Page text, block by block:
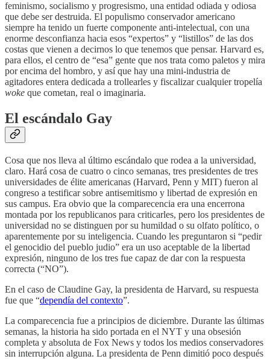
feminismo, socialismo y progresismo, una entidad odiada y odiosa
que debe ser destruida. El populismo conservador americano
siempre ha tenido un fuerte componente anti-intelectual, con una
enorme desconfianza hacia esos “expertos” y “listillos” de las dos
costas que vienen a decirnos lo que tenemos que pensar. Harvard es,
para ellos, el centro de “esa” gente que nos trata como paletos y mira
por encima del hombro, y así que hay una mini-industria de
agitadores entera dedicada a trollearles y fiscalizar cualquier tropelía
woke que cometan, real o imaginaria.
El escándalo Gay
Cosa que nos lleva al último escándalo que rodea a la universidad,
claro. Hará cosa de cuatro o cinco semanas, tres presidentes de tres
universidades de élite americanas (Harvard, Penn y MIT) fueron al
congreso a testificar sobre antisemitismo y libertad de expresión en
sus campus. Era obvio que la comparecencia era una encerrona
montada por los republicanos para criticarles, pero los presidentes de
universidad no se distinguen por su humildad o su olfato político, o
aparentemente por su inteligencia. Cuando les preguntaron si “pedir
el genocidio del pueblo judio” era un uso aceptable de la libertad
expresión, ninguno de los tres fue capaz de dar con la respuesta
correcta (“NO”).
En el caso de Claudine Gay, la presidenta de Harvard, su respuesta
fue que “dependía del contexto”.
La comparecencia fue a principios de diciembre. Durante las últimas
semanas, la historia ha sido portada en el NYT y una obsesión
completa y absoluta de Fox News y todos los medios conservadores
sin interrupción alguna. La presidenta de Penn dimitió poco después